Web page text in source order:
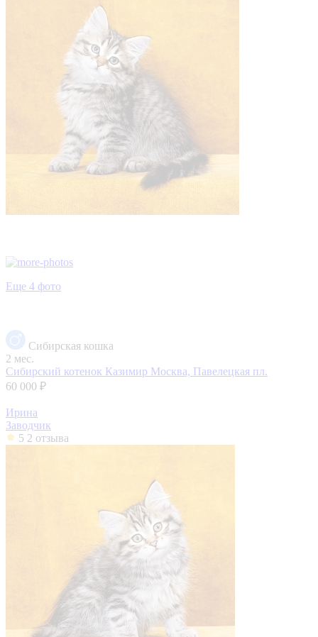
Еще 4 фото
Сибирская кошка
2 мес.
Сибирский котенок Казимир Москва, Павелецкая пл.
60 000 ₽
Ирина
Заводчик
5 2 отзыва